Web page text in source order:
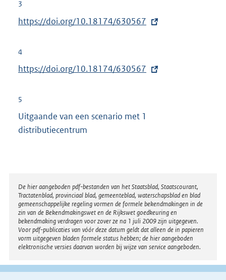
3
E
t
r
e
l
i
https://doi.org/10.18174/630567
4
E
t
r
n
n
k
:
https://doi.org/10.18174/630567
5
Uitgaande van een scenario met 1
distributiecentrum
Disclaimer
De hier aangeboden pdf-bestanden van het Staatsblad, Staatscourant,
Tractatenblad, provinciaal blad, gemeenteblad, waterschapsblad en blad
gemeenschappelijke regeling vormen de formele bekendmakingen in de
zin van de Bekendmakingswet en de Rijkswet goedkeuring en
bekendmaking verdragen voor zover ze na 1 juli 2009 zijn uitgegeven.
Voor pdf-publicaties van vóór deze datum geldt dat alleen de in papieren
vorm uitgegeven bladen formele status hebben; de hier aangeboden
elektronische versies daarvan worden bij wijze van service aangeboden.